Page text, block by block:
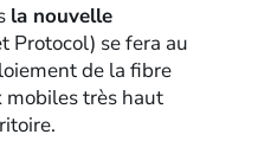
la nouvelle
Protocol) se fera au
de la fibre
mobiles très haut